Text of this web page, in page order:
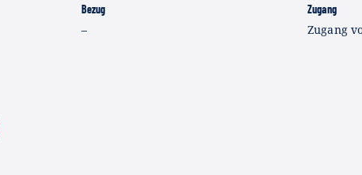
Bezug
–
Zugang
Zugang